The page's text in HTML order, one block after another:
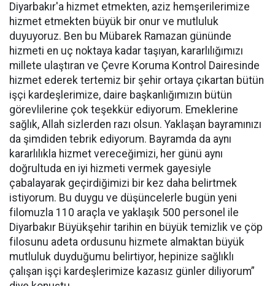
Diyarbakır'a hizmet etmekten, aziz hemşerilerimize
hizmet etmekten büyük bir onur ve mutluluk
duyuyoruz. Ben bu Mübarek Ramazan gününde
hizmeti en uç noktaya kadar taşıyan, kararlılığımızı
millete ulaştıran ve Çevre Koruma Kontrol Dairesinde
hizmet ederek tertemiz bir şehir ortaya çıkartan bütün
işçi kardeşlerimize, daire başkanlığımızın bütün
görevlilerine çok teşekkür ediyorum. Emeklerine
sağlık, Allah sizlerden razı olsun. Yaklaşan bayramınızı
da şimdiden tebrik ediyorum. Bayramda da aynı
kararlılıkla hizmet vereceğimizi, her günü aynı
doğrultuda en iyi hizmeti vermek gayesiyle
çabalayarak geçirdiğimizi bir kez daha belirtmek
istiyorum. Bu duygu ve düşüncelerle bugün yeni
filomuzla 110 araçla ve yaklaşık 500 personel ile
Diyarbakır Büyükşehir tarihin en büyük temizlik ve çöp
filosunu adeta ordusunu hizmete almaktan büyük
mutluluk duyduğumu belirtiyor, hepinize sağlıklı
çalışan işçi kardeşlerimize kazasız günler diliyorum”